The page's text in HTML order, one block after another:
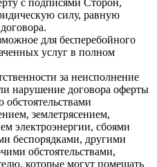
с подписями Сторон,
силу, равную
для бесперебойного
услуг в полном
за неисполнение
нарушение договора оферты
землетрясением,
электроэнергии, сбоями
беспорядками, другими
обстоятельствами,
которые могут помешать